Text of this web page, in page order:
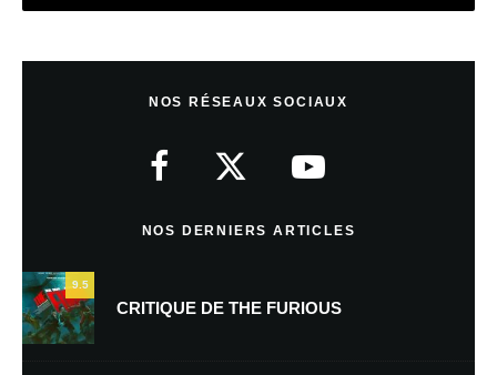
NOS RÉSEAUX SOCIAUX
NOS DERNIERS ARTICLES
9.5
CRITIQUE DE THE FURIOUS